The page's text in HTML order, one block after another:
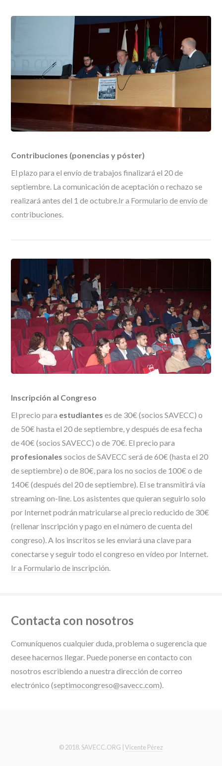
Contribuciones (ponencias y póster)
El plazo para el envío de trabajos finalizará el 20 de
septiembre. La comunicación de aceptación o rechazo se
realizará antes del 1 de octubre. Ir a Formulario de envío de
contribuciones
Inscripción al Congreso
El precio para estudiantes es de 30€ (socios SAVECC) o
de 50€ hasta el 20 de septiembre, y después de esa fecha
de 40€ (socios SAVECC) o de 70€. El precio para
profesionales socios de SAVECC será de 60€ (hasta el 20
de septiembre) o de 80€, para los no socios de 100€ o de
140€ (después del 20 de septiembre). El se transmitirá vía
streaming on-line. Los asistentes que quieran seguirlo solo
por Internet podrán matricularse al precio reducido de 30€
(rellenar inscripción y pago en el número de cuenta del
congreso). A los inscritos se les enviará una clave para
conectarse y seguir todo el congreso en vídeo por Internet.
Ir a Formulario de inscripción.
Contacta con nosotros
Comuníquenos cualquier duda, problema o sugerencia que
desee hacernos llegar. Puede ponerse en contacto con
nosotros escribiendo a nuestra dirección de correo
electrónico (septimocongreso@savecc.com).
© 2018. SAVECC.ORG | Vicente Pérez